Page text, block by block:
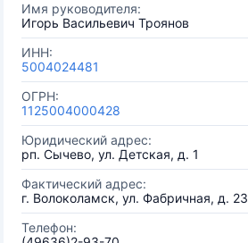
Имя руководителя:
Игорь Васильевич Троянов
ИНН:
5004024481
ОГРН:
1125004000428
Юридический адрес:
рп. Сычево, ул. Детская, д. 1
Фактический адрес:
г. Волоколамск, ул. Фабричная, д. 23
Телефон: